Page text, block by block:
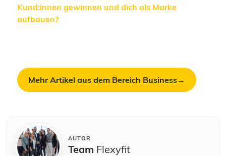
Kund:innen gewinnen und dich als Marke
aufbauen?
Mehr Artikel aus dem Bereich Business
AUTOR
Team Flexyfit